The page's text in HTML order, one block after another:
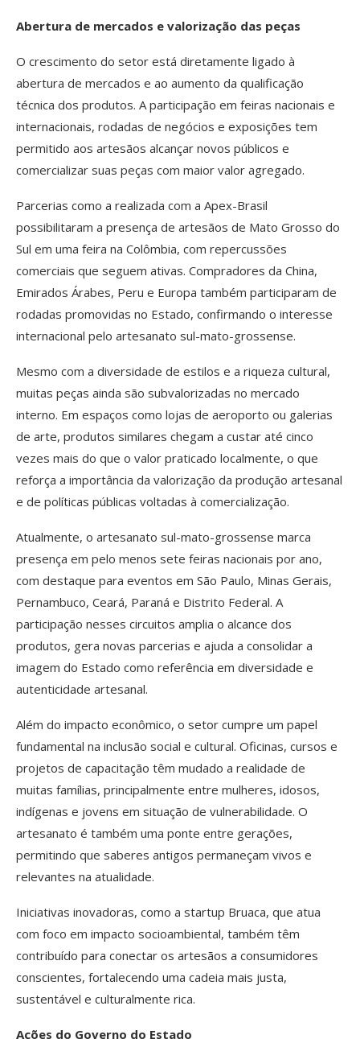
Abertura de mercados e valorização das peças
O crescimento do setor está diretamente ligado à
abertura de mercados e ao aumento da qualificação
técnica dos produtos. A participação em feiras nacionais e
internacionais, rodadas de negócios e exposições tem
permitido aos artesãos alcançar novos públicos e
comercializar suas peças com maior valor agregado.
Parcerias como a realizada com a Apex-Brasil
possibilitaram a presença de artesãos de Mato Grosso do
Sul em uma feira na Colômbia, com repercussões
comerciais que seguem ativas. Compradores da China,
Emirados Árabes, Peru e Europa também participaram de
rodadas promovidas no Estado, confirmando o interesse
internacional pelo artesanato sul-mato-grossense.
Mesmo com a diversidade de estilos e a riqueza cultural,
muitas peças ainda são subvalorizadas no mercado
interno. Em espaços como lojas de aeroporto ou galerias
de arte, produtos similares chegam a custar até cinco
vezes mais do que o valor praticado localmente, o que
reforça a importância da valorização da produção artesanal
e de políticas públicas voltadas à comercialização.
Atualmente, o artesanato sul-mato-grossense marca
presença em pelo menos sete feiras nacionais por ano,
com destaque para eventos em São Paulo, Minas Gerais,
Pernambuco, Ceará, Paraná e Distrito Federal. A
participação nesses circuitos amplia o alcance dos
produtos, gera novas parcerias e ajuda a consolidar a
imagem do Estado como referência em diversidade e
autenticidade artesanal.
Além do impacto econômico, o setor cumpre um papel
fundamental na inclusão social e cultural. Oficinas, cursos e
projetos de capacitação têm mudado a realidade de
muitas famílias, principalmente entre mulheres, idosos,
indígenas e jovens em situação de vulnerabilidade. O
artesanato é também uma ponte entre gerações,
permitindo que saberes antigos permaneçam vivos e
relevantes na atualidade.
Iniciativas inovadoras, como a startup Bruaca, que atua
com foco em impacto socioambiental, também têm
contribuído para conectar os artesãos a consumidores
conscientes, fortalecendo uma cadeia mais justa,
sustentável e culturalmente rica.
Ações do Governo do Estado